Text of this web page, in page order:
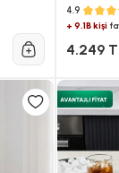
Yeşili
4.9
+ 9.1B kişi
4.249